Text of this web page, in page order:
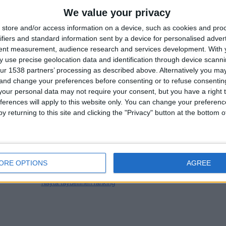
We value your privacy
store and/or access information on a device, such as cookies and
and standard information sent by a device for personalised
measurement, audience research and services development. With
use precise geolocation data and identification through device
1538 partners’ processing as described above. Alternatively you
change your preferences before consenting or to refuse
personal data may not require your consent, but you have a right
will apply to this website only. You can change your
returning to this site and clicking the "Privacy" button at the bottom
OPTIONS AGREE
14
TV-KANAVAT
1601
ILMAISETTOMIA
PELIÄ
1,4
KANAVAT PER
OTTELU
YHTEENSÄ
14
YHTEENSÄ
27
Joukkueet ranking mukaan avoimissa otteluissa
Näytä täydellinen ranking